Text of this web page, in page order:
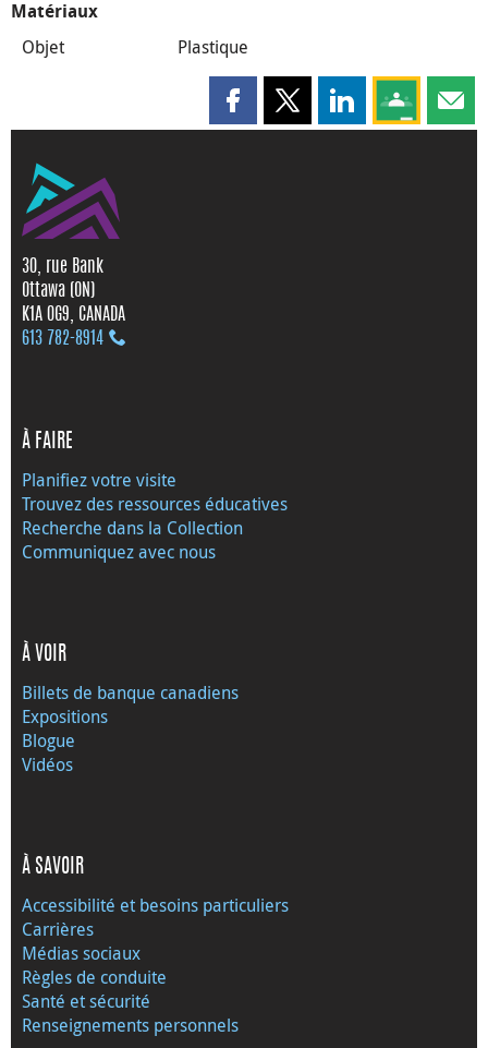
Matériaux
Objet Plastique
Partager cette page sur
Partager cette page sur X
Partager cette
Partagez
30, rue Bank
Ottawa (ON)
K1A 0G9, CANADA
613 782‑8914
À FAIRE
Planifiez votre visite
Trouvez des ressources éducatives
Recherche dans la Collection
Communiquez avec nous
À VOIR
Billets de banque canadiens
Expositions
Blogue
Vidéos
À SAVOIR
Accessibilité et besoins particuliers
Carrières
Médias sociaux
Règles de conduite
Santé et sécurité
Renseignements personnels